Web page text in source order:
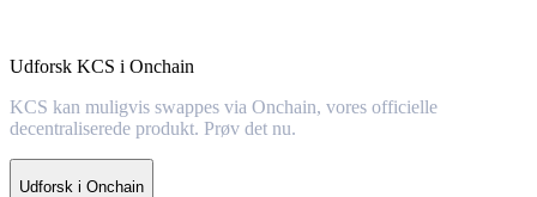
Udforsk KCS i Onchain
KCS kan muligvis swappes via Onchain, vores officielle
decentraliserede produkt. Prøv det nu.
Udforsk i Onchain